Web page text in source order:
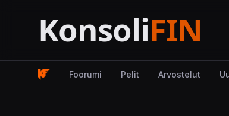
Foorumi Pelit Arvostelut